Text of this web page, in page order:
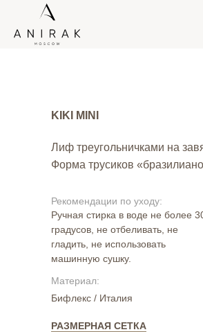
KIKI MINI
Лиф треугольничками на
Форма трусиков
РАЗМЕРНАЯ СЕТКА
Ручная стирка в воде не более
градусов, не отбеливать, не
гладить, не использовать
машинную сушку.
Рекомендации по уходу:
Бифлекс / Италия
Материал: